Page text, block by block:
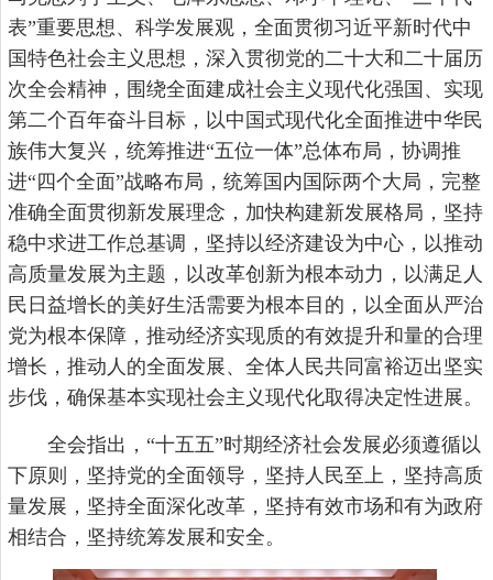
表”重要思想、科学发展观，全面贯彻习近平新时代中
国特色社会主义思想，深入贯彻党的二十大和二十届历
次全会精神，围绕全面建成社会主义现代化强国、实现
第二个百年奋斗目标，以中国式现代化全面推进中华民
族伟大复兴，统筹推进“五位一体”总体布局，协调推
进“四个全面”战略布局，统筹国内国际两个大局，完整
准确全面贯彻新发展理念，加快构建新发展格局，坚持
稳中求进工作总基调，坚持以经济建设为中心，以推动
高质量发展为主题，以改革创新为根本动力，以满足人
民日益增长的美好生活需要为根本目的，以全面从严治
党为根本保障，推动经济实现质的有效提升和量的合理
增长，推动人的全面发展、全体人民共同富裕迈出坚实
步伐，确保基本实现社会主义现代化取得决定性进展。
全会指出，“十五五”时期经济社会发展必须遵循以
下原则，坚持党的全面领导，坚持人民至上，坚持高质
量发展，坚持全面深化改革，坚持有效市场和有为政府
相结合，坚持统筹发展和安全。